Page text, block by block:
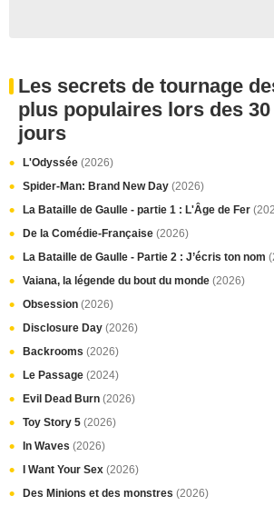
Les secrets de tournage
plus populaires lors des
jours
L'Odyssée (2026)
Spider-Man: Brand New Day (2026)
La Bataille de Gaulle - partie 1 : L'Âge de Fer
De la Comédie-Française (2026)
La Bataille de Gaulle - Partie 2 : J’écris ton nom
Vaiana, la légende du bout du monde (2026)
Obsession (2026)
Disclosure Day (2026)
Backrooms (2026)
Le Passage (2024)
Evil Dead Burn (2026)
Toy Story 5 (2026)
In Waves (2026)
I Want Your Sex (2026)
Des Minions et des monstres (2026)